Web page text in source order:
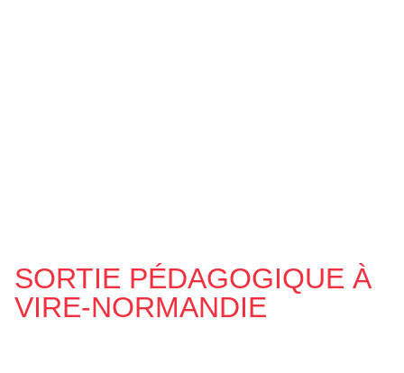
SORTIE PÉDAGOGIQUE À
VIRE-NORMANDIE